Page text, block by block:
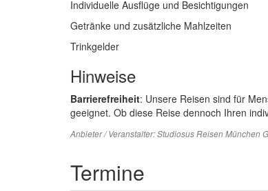
Individuelle Ausflüge und Besichtigungen
Getränke und zusätzliche Mahlzeiten
Trinkgelder
Hinweise
Barrierefreiheit: Unsere Reisen sind für
geeignet. Ob diese Reise dennoch Ihren
Anbieter / Veranstalter:Studiosus Reisen München
Termine